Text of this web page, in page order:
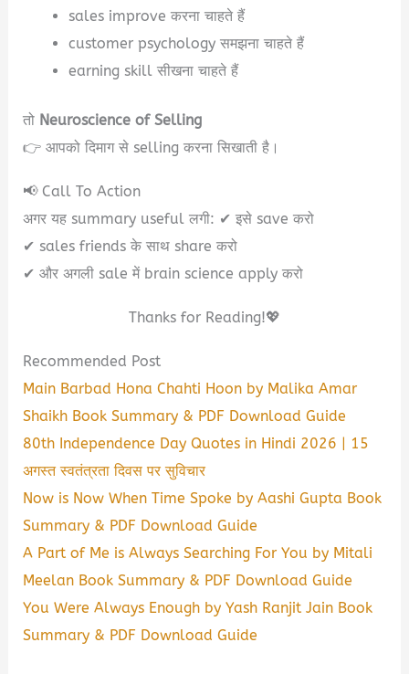
sales improve करना चाहते हैं
customer psychology समझना चाहते हैं
earning skill सीखना चाहते हैं
तो Neuroscience of Selling
👉 आपको दिमाग से selling करना सिखाती है।
📢 Call To Action
अगर यह summary useful लगी: ✔ इसे save करो
✔ sales friends के साथ share करो
✔ और अगली sale में brain science apply करो
Thanks for Reading!💖
Recommended Post
Main Barbad Hona Chahti Hoon by Malika Amar
Shaikh Book Summary & PDF Download Guide
80th Independence Day Quotes in Hindi 2026 | 15
अगस्त स्वतंत्रता दिवस पर सुविचार
Now is Now When Time Spoke by Aashi Gupta Book
Summary & PDF Download Guide
A Part of Me is Always Searching For You by Mitali
Meelan Book Summary & PDF Download Guide
You Were Always Enough by Yash Ranjit Jain Book
Summary & PDF Download Guide